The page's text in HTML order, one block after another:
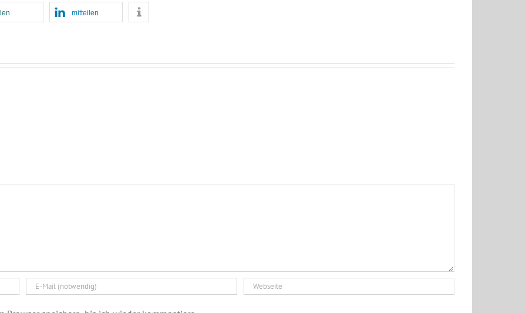
mitteilen